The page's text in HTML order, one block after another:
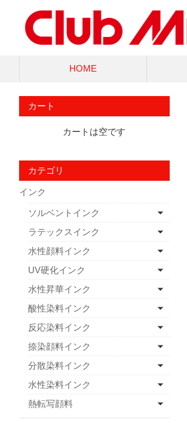
HOME
カート
カートは空です
カテゴリ
インク
ソルベントインク
ラテックスインク
水性顔料インク
UV硬化インク
水性昇華インク
酸性染料インク
反応染料インク
捺染顔料インク
分散染料インク
水性染料インク
熱転写顔料